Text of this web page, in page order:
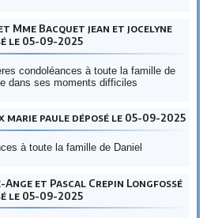
Mme Bacquet jean et jocelyne
le 05-09-2025
condoléances à toute la famille de
dans ses moments difficiles
marie paule déposé le 05-09-2025
à toute la famille de Daniel
Ange et Pascal Crepin Longfossé
le 05-09-2025